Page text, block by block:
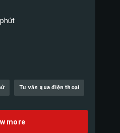
Tư vấn qua điện thoại
more